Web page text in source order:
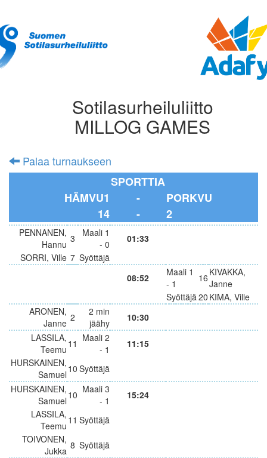
Sotilasurheiluliitto
MILLOG GAMES
Palaa turnaukseen
SPORTTIA
HÄMVU1
-
PORKVU
14
- 2
PENNANEN,
Hannu 3
Maali 1
- 0
01:33
SORRI, Ville 7 Syöttäjä
08:52
Maali 1
- 1
16 KIVAKKA,
Janne
Syöttäjä 20 KIMA, Ville
ARONEN,
Janne 2
2 min
jäähy
10:30
LASSILA,
Teemu 11 Maali 2
- 1
11:15
HURSKAINEN,
Samuel 10 Syöttäjä
HURSKAINEN,
Samuel 10 Maali 3
- 1
15:24
LASSILA,
Teemu 11 Syöttäjä
TOIVONEN,
Jukka 8 Syöttäjä